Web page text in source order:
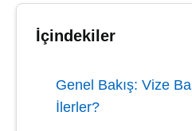
İçindekiler
Genel Bakış: Vize
İlerler?